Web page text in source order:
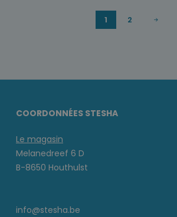
1 2
COORDONNÉES STESHA
Le magasin
Melanedreef 6 D
B-8650 Houthulst
info@stesha.be